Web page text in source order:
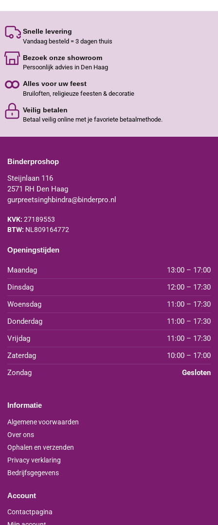
Snelle levering
Vandaag besteld = 3 dagen thuis
Bezoek onze showroom
Persoonlijk advies in Den Haag
Alles voor uw feest
Bruiloften, religieuze feesten & decoratie
Veilig betalen
Betaal veilig online met je favoriete betaalmethode.
Binderproshop
Steijnlaan 116
2571 RH Den Haag
gurpreetsinghbindra@binderpro.nl
KVK: 27189553
BTW: NL809164772
Openingstijden
Maandag
13:00 – 17:00
Dinsdag
12:00 – 17:30
Woensdag
11:00 – 17:30
Donderdag
11:00 – 17:30
Vrijdag
11:00 – 17:30
Zaterdag
10:00 – 17:00
Zondag
Gesloten
Informatie
Algemene voorwaarden
Over ons
Ophalen en verzenden
Privacy verklaring
Bedrijfsgegevens
Account
Contactpagina